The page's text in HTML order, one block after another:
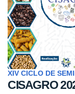
XIV CICLO DE
CISAGRO